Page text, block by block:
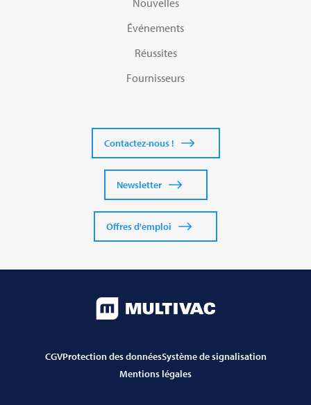
Événements
Réussites
Fournisseurs
Contactez-nous !
Newsletter
Offres d'emploi
CGVProtection des donnéesSystème de signalisation
Mentions légales